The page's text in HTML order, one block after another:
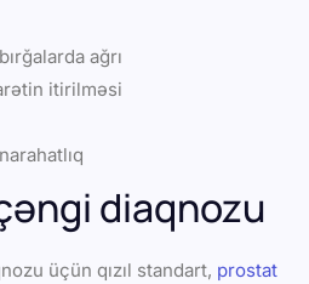
ağrı
itirilməsi
diaqnozu
üçün qızıl standart, prostat